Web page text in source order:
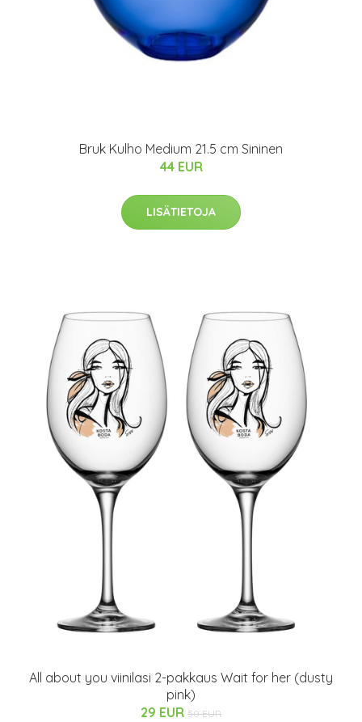
Bruk Kulho Medium 21.5 cm Sininen
44 EUR
LISÄTIETOJA
All about you viinilasi 2-pakkaus Wait for her (dusty
pink)
29 EUR 50 EUR